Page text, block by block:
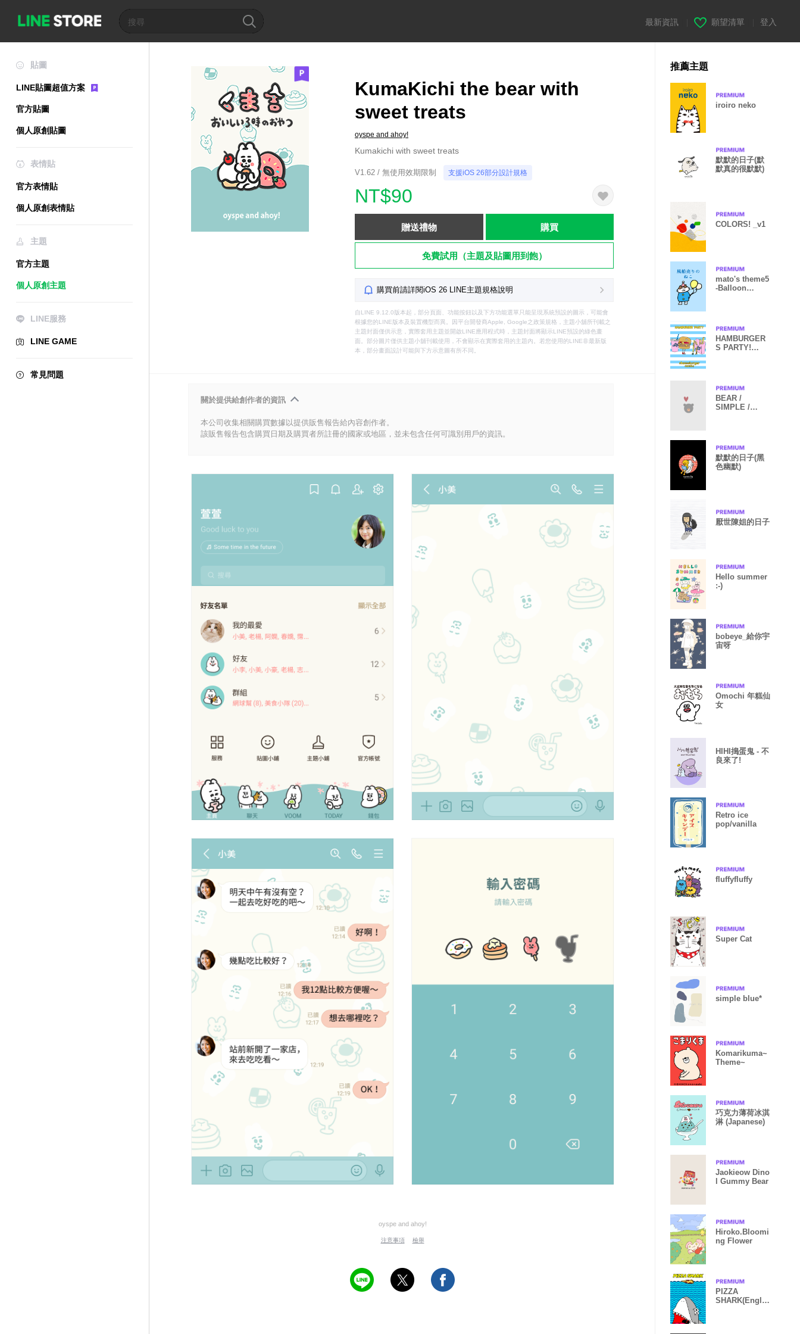
最新資訊 願望清單 登入
貼圖
LINE貼圖超值方案
官方貼圖
個人原創貼圖
表情貼
官方表情貼
個人原創表情貼
主題
官方主題
個人原創主題
LINE服務
LINE GAME
常見問題
KumaKichi the bear with
sweet treats
oyspe and ahoy!
Kumakichi with sweet treats
V1.62 / 無使用效期限制 支援iOS 26部分設計規格
NT$90
贈送禮物 購買
免費試用（主題及貼圖用到飽）
購買前請詳閱iOS 26 LINE主題規格說明
自LINE 9.12.0版本起，部分頁面、功能按鈕以及下方功能選單只能呈現系統預設的圖示，可能會
根據您的LINE版本及裝置機型而異。因平台開發商Apple, Google之政策規格，主題小舖所刊載之
主題封面僅供示意，實際套用主題並開啟LINE應用程式時，主題封面將顯示LINE預設的綠色畫
面。部分圖片僅供主題小舖刊載使用，不會顯示在實際套用的主題內。若您使用的LINE非最新版
本，部分畫面設計可能與下方示意圖有所不同。
關於提供給創作者的資訊
本公司收集相關購買數據以提供販售報告給內容創作者。
該販售報告包含購買日期及購買者所註冊的國家或地區，並未包含任何可識別用戶的資訊。
oyspe and ahoy!
注意事項 檢舉
推薦主題
iroiro neko
默默的日子(默
默真的很默默)
COLORS! _v1
mato's theme5
-Balloon
HAMBURGER
S PARTY!
BEAR /
SIMPLE /
默默的日子(黑
色幽默)
厭世陳姐的日子
Hello summer
:-)
bobeye_給你宇
宙呀
Omochi 年糕仙
女
HIHI搗蛋鬼 - 不
良來了!
Retro ice
pop/vanilla
fluffyfluffy
Super Cat
simple blue*
Komarikuma~
Theme~
巧克力薄荷冰淇
淋 (Japanese)
Jaokieow Dino
l Gummy Bear
Hiroko.Bloomi
ng Flower
PIZZA
SHARK(Englis